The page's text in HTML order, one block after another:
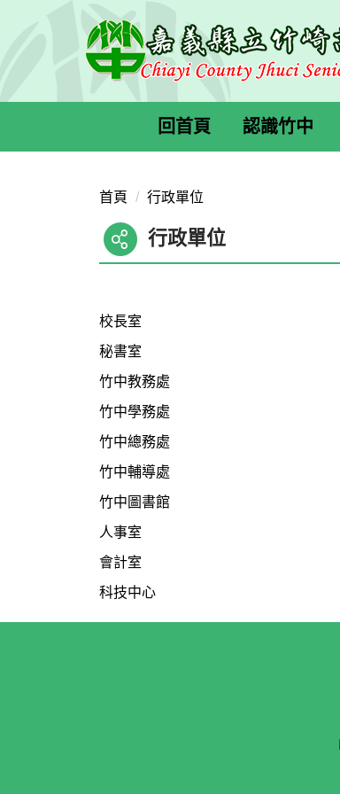
內
回首頁 認識竹中
首頁 行政單位
行政單位
校長室
秘書室
竹中教務處
竹中學務處
竹中總務處
竹中輔導處
竹中圖書館
人事室
會計室
科技中心